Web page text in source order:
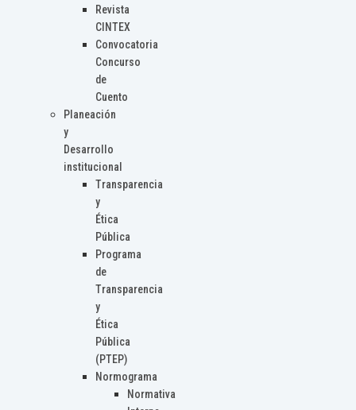
Revista
CINTEX
Convocatoria
Concurso
de
Cuento
Planeación
y
Desarrollo
institucional
Transparencia
y
Ética
Pública
Programa
de
Transparencia
y
Ética
Pública
(PTEP)
Normograma
Normativa